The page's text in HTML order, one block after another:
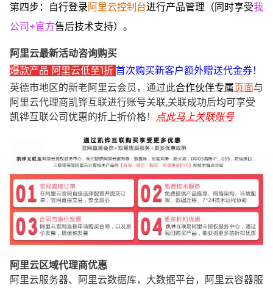
第四步：自行登录阿里云控制台进行产品管理（同时享受我
公司+官方售后技术支持）。
阿里云最新活动咨询购买
爆款产品 阿里云低至1折 首次购买新客户额外赠送代金券！
英德市地区的新老阿里云会员，通过此合作伙伴专属页面与
阿里云代理商凯铧互联进行账号关联,关联成功后均可享受
凯铧互联公司优惠的折上折价格！
点此马上关联账号
阿里云区域代理商优惠
阿里云服务器、阿里云数据库，大数据平台，阿里云容器服